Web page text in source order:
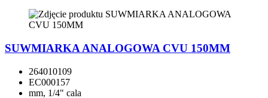
SUWMIARKA ANALOGOWA CVU 150MM
264010109
EC000157
mm, 1/4" cala